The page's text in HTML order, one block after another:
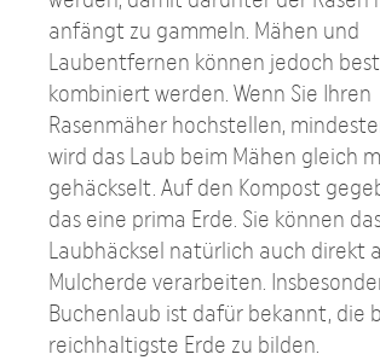
anfängt zu gammeln. Mähen und
Laubentfernen können jedoch
kombiniert werden. Wenn Sie Ihren
Rasenmäher hochstellen,
wird das Laub beim Mähen gleich
gehäckselt. Auf den Kompost
das eine prima Erde. Sie können
Laubhäcksel natürlich auch direkt
Mulcherde verarbeiten.
Buchenlaub ist dafür bekannt, die
reichhaltigste Erde zu bilden.